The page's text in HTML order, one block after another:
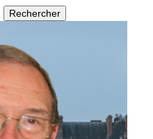
Rechercher